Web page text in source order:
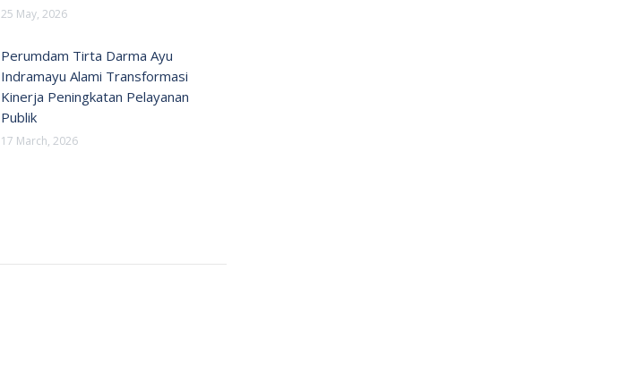
25 May, 2026
Perumdam Tirta Darma Ayu
Indramayu Alami Transformasi
Kinerja Peningkatan Pelayanan
Publik
17 March, 2026